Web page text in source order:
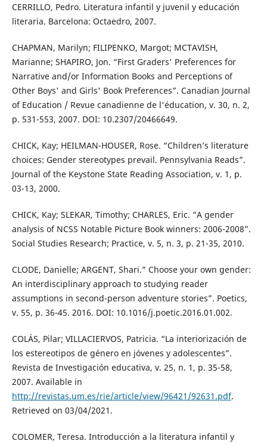
CERRILLO, Pedro. Literatura infantil y juvenil y educación
literaria. Barcelona: Octaedro, 2007.
CHAPMAN, Marilyn; FILIPENKO, Margot; MCTAVISH,
Marianne; SHAPIRO, Jon. “First Graders' Preferences for
Narrative and/or Information Books and Perceptions of
Other Boys' and Girls' Book Preferences”. Canadian Journal
of Education / Revue canadienne de l'éducation, v. 30, n. 2,
p. 531-553, 2007. DOI: 10.2307/20466649.
CHICK, Kay; HEILMAN-HOUSER, Rose. “Children’s literature
choices: Gender stereotypes prevail. Pennsylvania Reads”.
Journal of the Keystone State Reading Association, v. 1, p.
03-13, 2000.
CHICK, Kay; SLEKAR, Timothy; CHARLES, Eric. “A gender
analysis of NCSS Notable Picture Book winners: 2006-2008”.
Social Studies Research; Practice, v. 5, n. 3, p. 21-35, 2010.
CLODE, Danielle; ARGENT, Shari.” Choose your own gender:
An interdisciplinary approach to studying reader
assumptions in second-person adventure stories”. Poetics,
v. 55, p. 36-45. 2016. DOI: 10.1016/j.poetic.2016.01.002.
COLÁS, Pilar; VILLACIERVOS, Patricia. “La interiorización de
los estereotipos de género en jóvenes y adolescentes”.
Revista de Investigación educativa, v. 25, n. 1, p. 35-58,
2007. Available in
http://revistas.um.es/rie/article/view/96421/92631.pdf.
Retrieved on 03/04/2021.
COLOMER, Teresa. Introducción a la literatura infantil y